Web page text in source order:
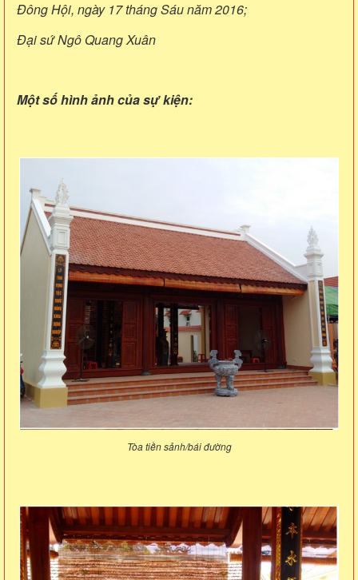
Đông Hội, ngày 17 tháng Sáu năm 2016;
Đại sứ Ngô Quang Xuân
Một số hình ảnh của sự kiện:
Tòa tiền sảnh/bái đường